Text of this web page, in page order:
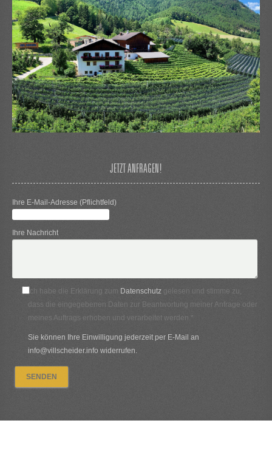
JETZT ANFRAGEN!
Ihre E-Mail-Adresse (Pflichtfeld)
Ihre Nachricht
Ich habe die Erklärung zum Datenschutz gelesen und stimme zu,
dass die eingegebenen Daten zur Beantwortung meiner Anfrage oder
meines Auftrags erhoben und verarbeitet werden.*
Sie können Ihre Einwilligung jederzeit per E-Mail an
info@villscheider.info widerrufen.